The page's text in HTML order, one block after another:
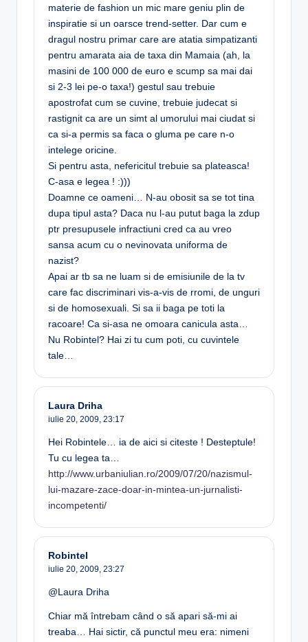
materie de fashion un mic mare geniu plin de
inspiratie si un oarsce trend-setter. Dar cum e
dragul nostru primar care are atatia simpatizanti
pentru amarata aia de taxa din Mamaia (ah, la
masini de 100 000 de euro e scump sa mai dai
si 2-3 lei pe-o taxa!) gestul sau trebuie
apostrofat cum se cuvine, trebuie judecat si
rastignit ca are un simt al umorului mai ciudat si
ca si-a permis sa faca o gluma pe care n-o
intelege oricine.
Si pentru asta, nefericitul trebuie sa plateasca!
C-asa e legea ! :)))
Doamne ce oameni… N-au obosit sa se tot tina
dupa tipul asta? Daca nu l-au putut baga la zdup
ptr presupusele infractiuni cred ca au vreo
sansa acum cu o nevinovata uniforma de
nazist?
Apai ar tb sa ne luam si de emisiunile de la tv
care fac discriminari vis-a-vis de rromi, de unguri
si de homosexuali. Si sa ii baga pe toti la
racoare! Ca si-asa ne omoara canicula asta…
Nu Robintel? Hai zi tu cum poti, cu cuvintele
tale…
Laura Driha
iulie 20, 2009, 23:17
Hei Robintele… ia de aici si citeste ! Desteptule!
Tu cu legea ta…
http://www.urbaniulian.ro/2009/07/20/nazismul-
lui-mazare-zace-doar-in-mintea-un-jurnalisti-
incompetenti/
Robintel
iulie 20, 2009, 23:27
@Laura Driha
Chiar mă întrebam când o să apari să-mi ai
treaba… Hai sictir, că punctul meu era: nimeni